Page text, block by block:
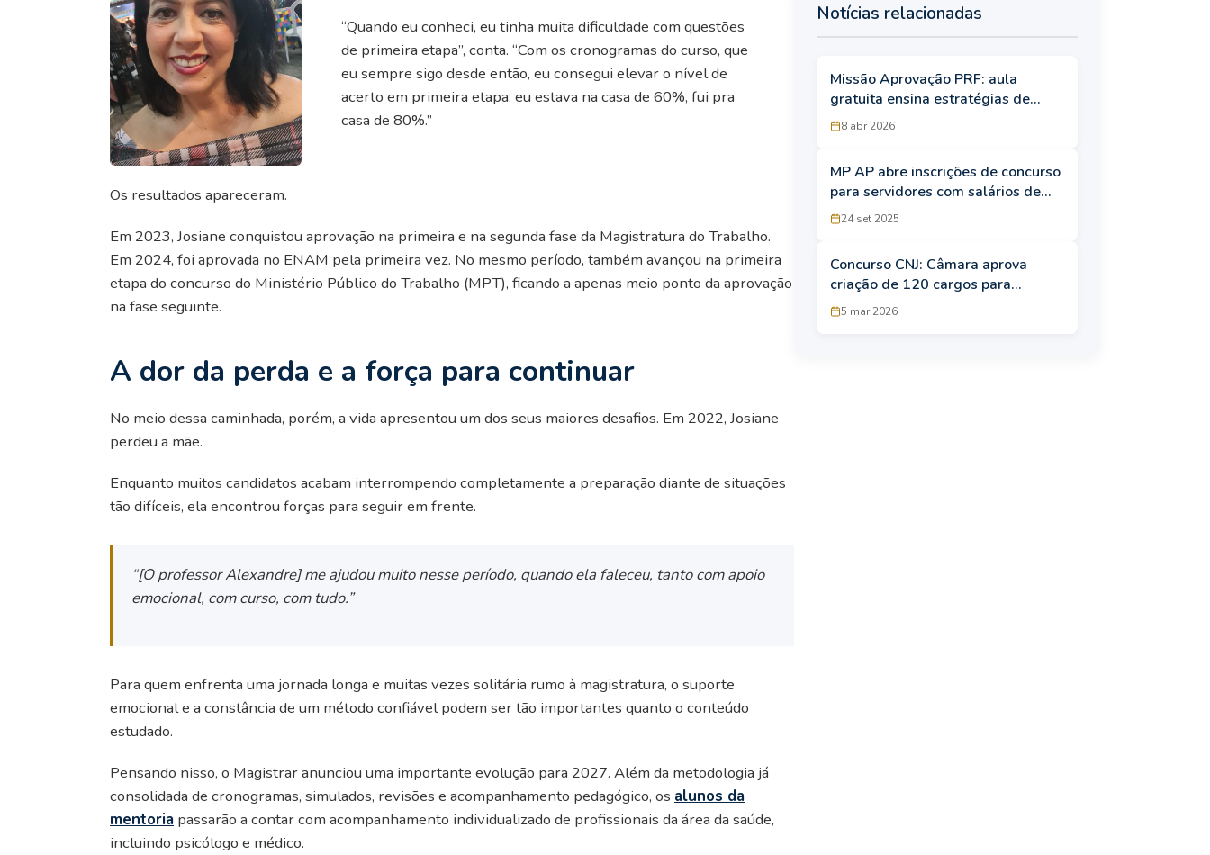
“Quando eu conheci, eu tinha muita dificuldade com questões
de primeira etapa”, conta. “Com os cronogramas do curso, que
eu sempre sigo desde então, eu consegui elevar o nível de
acerto em primeira etapa: eu estava na casa de 60%, fui pra
casa de 80%.”
Os resultados apareceram.
Em 2023, Josiane conquistou aprovação na primeira e na segunda fase da Magistratura do Trabalho.
Em 2024, foi aprovada no ENAM pela primeira vez. No mesmo período, também avançou na primeira
etapa do concurso do Ministério Público do Trabalho (MPT), ficando a apenas meio ponto da aprovação
na fase seguinte.
A dor da perda e a força para continuar
No meio dessa caminhada, porém, a vida apresentou um dos seus maiores desafios. Em 2022, Josiane
perdeu a mãe.
Enquanto muitos candidatos acabam interrompendo completamente a preparação diante de situações
tão difíceis, ela encontrou forças para seguir em frente.
“[O professor Alexandre] me ajudou muito nesse período, quando ela faleceu, tanto com apoio
emocional, com curso, com tudo.”
Para quem enfrenta uma jornada longa e muitas vezes solitária rumo à magistratura, o suporte
emocional e a constância de um método confiável podem ser tão importantes quanto o conteúdo
estudado.
Pensando nisso, o Magistrar anunciou uma importante evolução para 2027. Além da metodologia já
consolidada de cronogramas, simulados, revisões e acompanhamento pedagógico, os alunos da
mentoria passarão a contar com acompanhamento individualizado de profissionais da área da saúde,
incluindo psicólogo e médico.
Notícias relacionadas
Missão Aprovação PRF: aula
gratuita ensina estratégias de
estudo para próximo concurso da
8 abr 2026
MP AP abre inscrições de concurso
para servidores com salários de
até R$ 7,9 mil
24 set 2025
Concurso CNJ: Câmara aprova
criação de 120 cargos para
Técnico e Analista Judiciário
5 mar 2026